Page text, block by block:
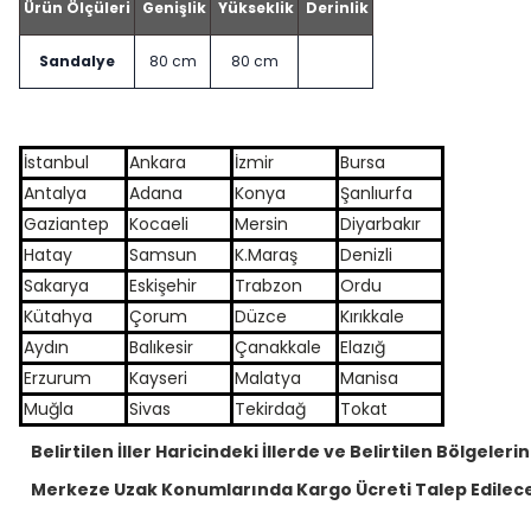
Ürün Ölçüleri Genişlik Yükseklik Derinlik
Sandalye 80 cm 80 cm
İstanbul Ankara İzmir
Bursa
Antalya
Adana Konya
Şanlıurfa
Gaziantep
Kocaeli Mersin
Diyarbakır
Hatay
Samsun K.Maraş
Denizli
Sakarya
Eskişehir Trabzon
Ordu
Kütahya
Çorum Düzce
Kırıkkale
Aydın
Balıkesir Çanakkale
Elazığ
Erzurum
Kayseri Malatya
Manisa
Muğla
Sivas Tekirdağ
Tokat
Belirtilen İller Haricindeki İllerde ve Belirtilen Bölgelerin
Merkeze Uzak Konumlarında Kargo Ücreti Talep